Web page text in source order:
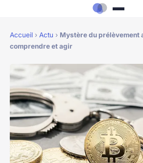
Accueil › Actu › Mystère du prélèvement
comprendre et agir